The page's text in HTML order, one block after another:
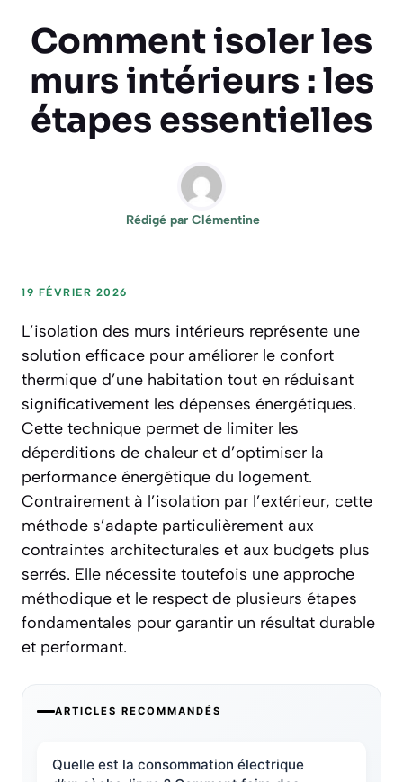
Comment isoler les
murs intérieurs : les
étapes essentielles
Rédigé par Clémentine
19 FÉVRIER 2026
L’isolation des murs intérieurs représente une
solution efficace pour améliorer le confort
thermique d’une habitation tout en réduisant
significativement les dépenses énergétiques.
Cette technique permet de limiter les
déperditions de chaleur et d’optimiser la
performance énergétique du logement.
Contrairement à l’isolation par l’extérieur, cette
méthode s’adapte particulièrement aux
contraintes architecturales et aux budgets plus
serrés. Elle nécessite toutefois une approche
méthodique et le respect de plusieurs étapes
fondamentales pour garantir un résultat durable
et performant.
ARTICLES RECOMMANDÉS
Quelle est la consommation électrique